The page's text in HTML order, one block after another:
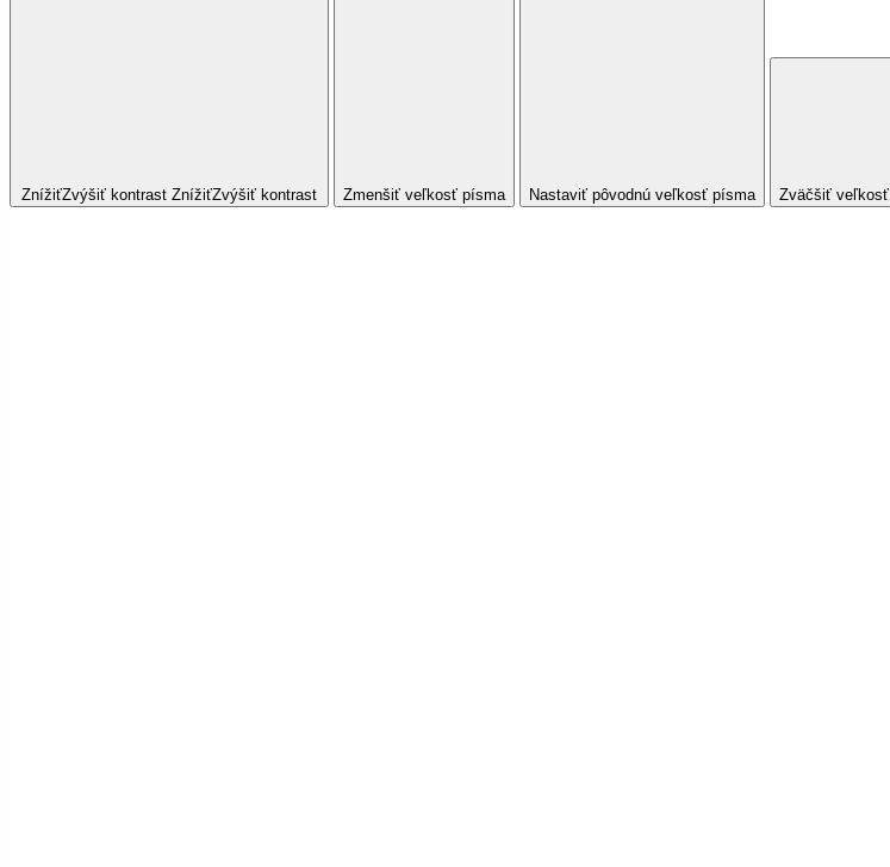
ZnížiťZvýšiť kontrast ZnížiťZvýšiť kontrast Zmenšiť veľkosť písma Nastaviť pôvodnú veľkosť písma Zväčšiť